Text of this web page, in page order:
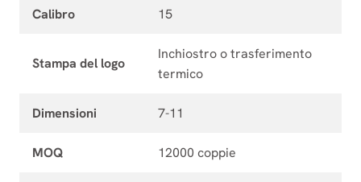
Calibro 15
Stampa del logo
Inchiostro o trasferimento
termico
Dimensioni 7-11
MOQ 12000 coppie